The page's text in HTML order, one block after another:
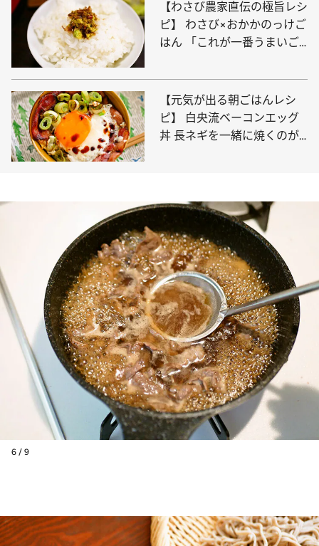
【わさび農家直伝の極旨レシ
ピ】 わさび×おかかのっけご
はん 「これが一番うまいご
【元気が出る朝ごはんレシ
ピ】 白央流ベーコンエッグ
丼 長ネギを一緒に焼くのが
6 / 9